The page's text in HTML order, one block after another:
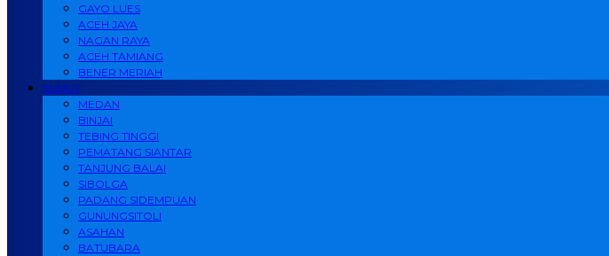
GAYO LUES
ACEH JAYA
NAGAN RAYA
ACEH TAMIANG
BENER MERIAH
SUMUT
MEDAN
BINJAI
TEBING TINGGI
PEMATANG SIANTAR
TANJUNG BALAI
SIBOLGA
PADANG SIDEMPUAN
GUNUNGSITOLI
ASAHAN
BATUBARA